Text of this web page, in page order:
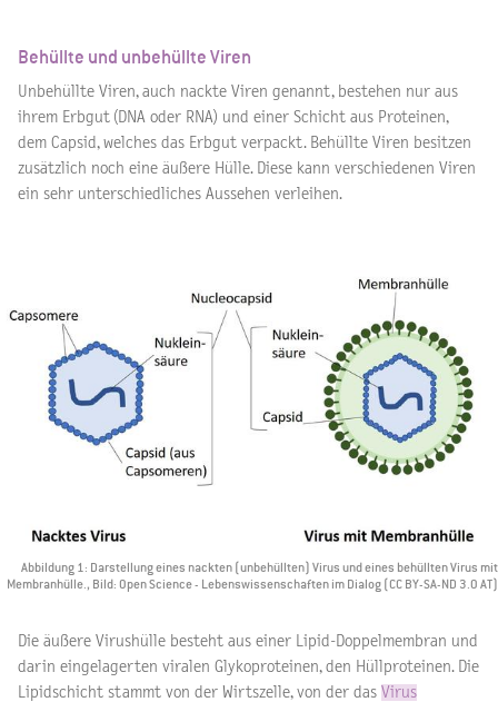
Behüllte und unbehüllte Viren
Unbehüllte Viren, auch nackte Viren genannt, bestehen nur aus
ihrem Erbgut (DNA oder RNA) und einer Schicht aus Proteinen,
dem Capsid, welches das Erbgut verpackt. Behüllte Viren besitzen
zusätzlich noch eine äußere Hülle. Diese kann verschiedenen Viren
ein sehr unterschiedliches Aussehen verleihen.
Abbildung 1: Darstellung eines nackten (unbehüllten) Virus und eines behüllten Virus mit
Membranhülle., Bild: Open Science - Lebenswissenschaften im Dialog (CC BY-SA-ND 3.0 AT)
Die äußere Virushülle besteht aus einer Lipid-Doppelmembran und
darin eingelagerten viralen Glykoproteinen, den Hüllproteinen. Die
Lipidschicht stammt von der Wirtszelle, von der das Virus